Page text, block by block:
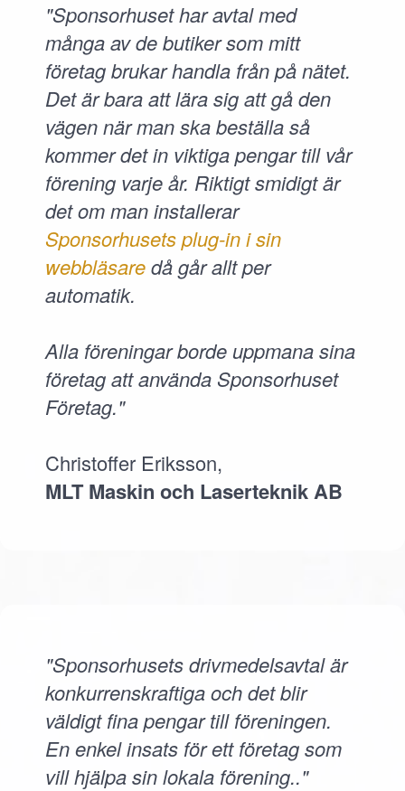
"Sponsorhuset har avtal med
många av de butiker som mitt
företag brukar handla från på nätet.
Det är bara att lära sig att gå den
vägen när man ska beställa så
kommer det in viktiga pengar till vår
förening varje år. Riktigt smidigt är
det om man installerar
Sponsorhusets plug-in i sin
webbläsaredå går allt per
automatik.
Alla föreningar borde uppmana sina
företag att använda Sponsorhuset
Företag."
Christoffer Eriksson,
MLT Maskin och Laserteknik AB
"Sponsorhusets drivmedelsavtal är
konkurrenskraftiga och det blir
väldigt fina pengar till föreningen.
En enkel insats för ett företag som
vill hjälpa sin lokala förening.."